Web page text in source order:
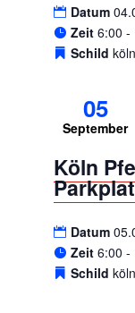
Datum
Zeit 6:00 -
Schild köln
05
September
Köln
Datum
Zeit 6:00 -
Schild köln